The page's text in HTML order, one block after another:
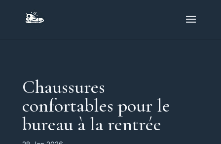
Chaussures
confortables pour le
bureau à la rentrée